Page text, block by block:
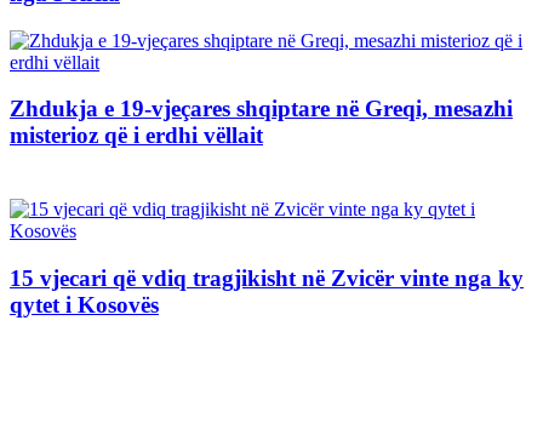
Zhdukja e 19-vjeçares shqiptare në Greqi, mesazhi
misterioz që i erdhi vëllait
15 vjecari që vdiq tragjikisht në Zvicër vinte nga ky
qytet i Kosovës